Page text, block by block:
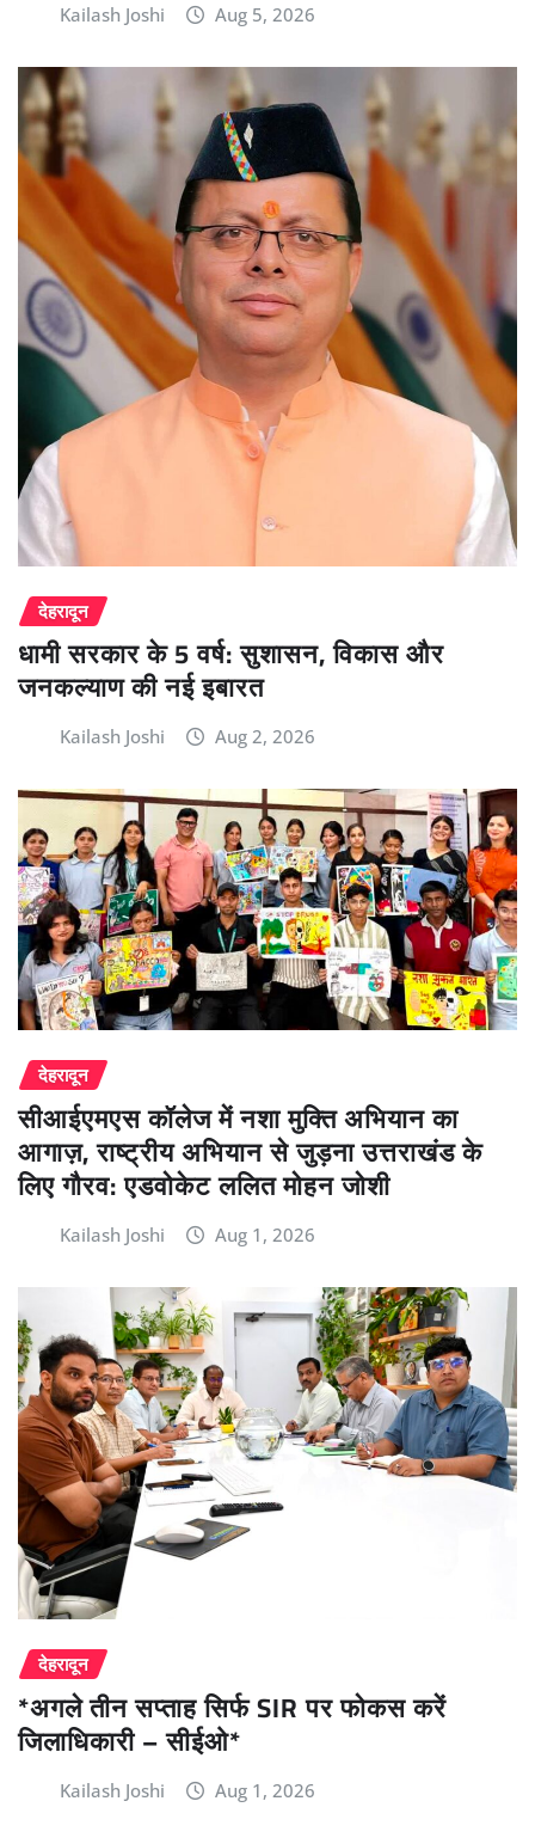
Kailash Joshi Aug 5, 2026
देहरादून
धामी सरकार के 5 वर्ष: सुशासन, विकास और
जनकल्याण की नई इबारत
Kailash Joshi Aug 2, 2026
देहरादून
सीआईएमएस कॉलेज में नशा मुक्ति अभियान का
आगाज़, राष्ट्रीय अभियान से जुड़ना उत्तराखंड के
लिए गौरव: एडवोकेट ललित मोहन जोशी
Kailash Joshi Aug 1, 2026
देहरादून
*अगले तीन सप्ताह सिर्फ SIR पर फोकस करें
जिलाधिकारी – सीईओ*
Kailash Joshi Aug 1, 2026